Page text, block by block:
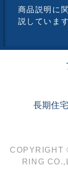
商品説明に
説しています
長期住
COPYRIGHT
RING